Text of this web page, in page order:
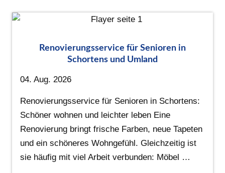
Renovierungsservice für Senioren in
Schortens und Umland
04. Aug. 2026
Renovierungsservice für Senioren in Schortens:
Schöner wohnen und leichter leben Eine
Renovierung bringt frische Farben, neue Tapeten
und ein schöneres Wohngefühl. Gleichzeitig ist
sie häufig mit viel Arbeit verbunden: Möbel …